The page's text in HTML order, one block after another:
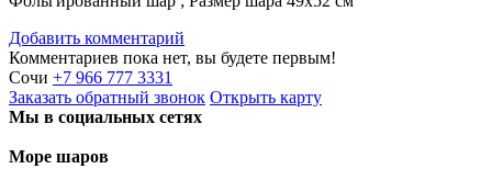
Добавить комментарий
Комментариев пока нет, вы будете первым!
Сочи +7 966 777 3331
Заказать обратный звонок Открыть карту
Мы в социальных сетях
Море шаров